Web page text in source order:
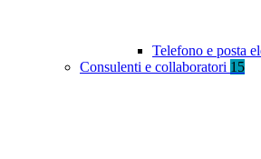
Telefono e posta
Consulenti e collaboratori 15